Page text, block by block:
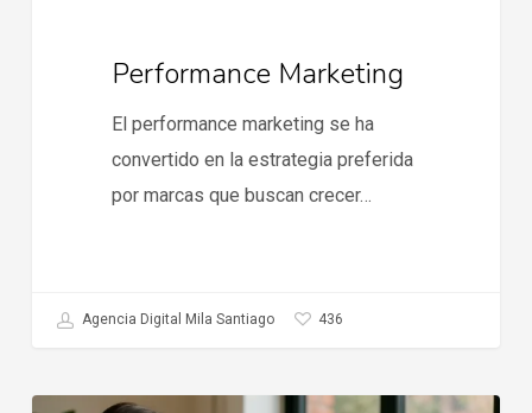
Performance Marketing
El performance marketing se ha
convertido en la estrategia preferida
por marcas que buscan crecer…
Agencia Digital Mila Santiago 436